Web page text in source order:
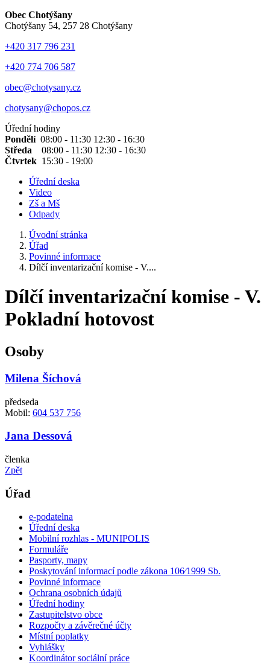
Obec Chotýšany
Chotýšany 54, 257 28 Chotýšany
+420 317 796 231
+420 774 706 587
obec@chotysany.cz
chotysany@chopos.cz
Úřední hodiny
Pondělí 08:00 - 11:30 12:30 - 16:30
Středa 08:00 - 11:30 12:30 - 16:30
Čtvrtek 15:30 - 19:00
Úřední deska
Video
Zš a Mš
Odpady
Úvodní stránka
Úřad
Povinné informace
Dílčí inventarizační komise - V....
Dílčí inventarizační komise - V.
Pokladní hotovost
Osoby
Milena Šíchová
předseda
Mobil: 604 537 756
Jana Dessová
členka
Zpět
Úřad
e-podatelna
Úřední deska
Mobilní rozhlas - MUNIPOLIS
Formuláře
Pasporty, mapy
Poskytování informací podle zákona 106⁄1999 Sb.
Povinné informace
Ochrana osobních údajů
Úřední hodiny
Zastupitelstvo obce
Rozpočty a závěrečné účty
Místní poplatky
Vyhlášky
Koordinátor sociální práce